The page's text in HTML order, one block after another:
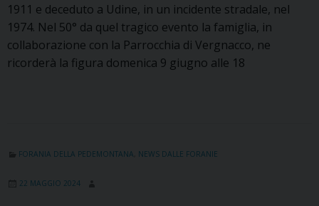
1911 e deceduto a Udine, in un incidente stradale, nel
1974. Nel 50° da quel tragico evento la famiglia, in
collaborazione con la Parrocchia di Vergnacco, ne
ricorderà la figura domenica 9 giugno alle 18
FORANIA DELLA PEDEMONTANA NEWS DALLE FORANIE
22 MAGGIO 2024